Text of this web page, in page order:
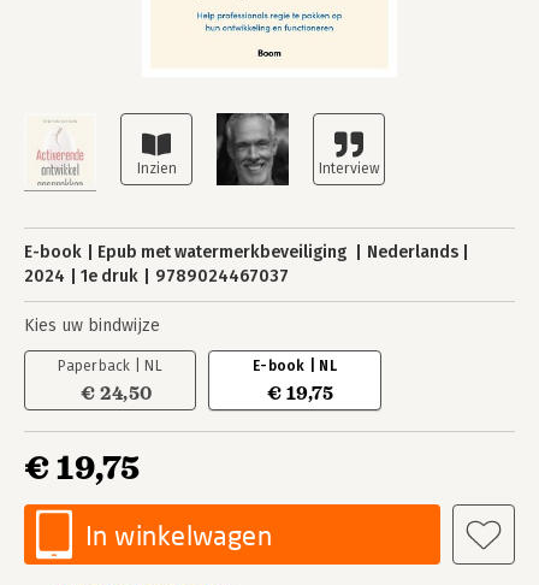
E-book Epub met watermerkbeveiliging
Nederlands
2024
1e druk 9789024467037
Kies uw bindwijze
Paperback | NL
€ 24,50
E-book | NL
€ 19,75
€ 19,75
In winkelwagen